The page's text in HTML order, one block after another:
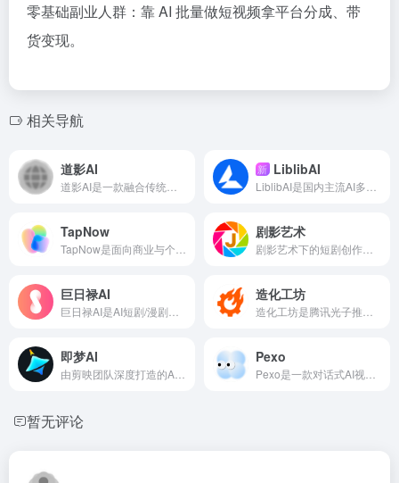
零基础副业人群：靠 AI 批量做短视频拿平台分成、带
货变现。
相关导航
道影AI 新 LiblibAI
TapNow 剧影艺术
巨日禄AI 造化工坊
即梦AI Pexo
暂无评论